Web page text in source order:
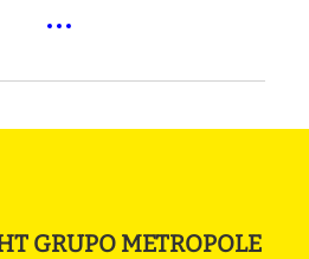
GRUPO METROPOLE